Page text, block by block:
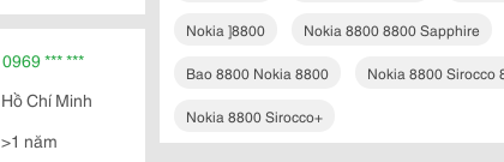
0969 *** ***
Hồ Chí Minh
>1 năm
Nokia ]8800 Nokia 8800 8800 Sapphire
Bao 8800 Nokia 8800 Nokia 8800 Sirocco
Nokia 8800 Sirocco+